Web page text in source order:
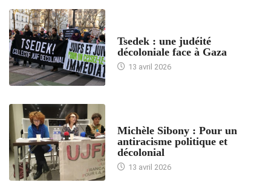
Tsedek : une judéité
décoloniale face à Gaza
13 avril 2026
Michèle Sibony : Pour un
antiracisme politique et
décolonial
13 avril 2026